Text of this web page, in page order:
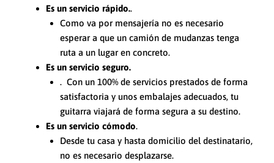
Es un servicio rápido..
Como va por mensajería no es necesario
esperar a que un camión de mudanzas tenga
ruta a un lugar en concreto.
Es un servicio seguro.
. Con un 100% de servicios prestados de forma
satisfactoria y unos embalajes adecuados, tu
guitarra viajará de forma segura a su destino.
Es un servicio cómodo.
Desde tu casa y hasta domicilio del destinatario,
no es necesario desplazarse.